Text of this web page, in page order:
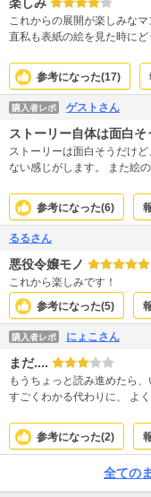
これからの展開が楽しみな
直私も表紙の絵を見た時に
とても上手いし違和感も全
なんでしょうか、少し損して
な人も最初は無料なので本
参考になった(17)
購入者レポ ゲストさん
ストーリー自体は面白
ストーリーは面白そうだけ
ない感じがします。 また絵
を読み漁っていると目が肥
すが、なかなかスッキリし
からどう解消されて行くのか
参考になった(6)
るるさん
悪役令嬢モノ
これから楽しみです！
参考になった(5)
購入者レポ にょこさん
まだ....
もうちょっと読み進めたら
すごくわかる代わりに、 よ
参考になった(2)
全ての